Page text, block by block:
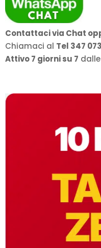
Contattaci via Chat
Chiamaci al Tel 347
Attivo 7 giorni su 7 dalle